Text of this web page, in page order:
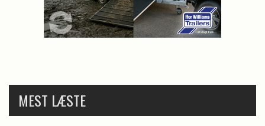
MEST LÆSTE